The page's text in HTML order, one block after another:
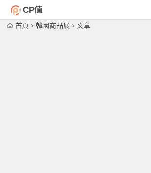
CP值
首頁 韓國商品展 文章